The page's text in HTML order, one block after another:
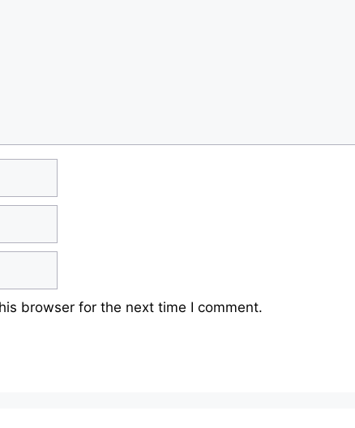
browser for the next time I comment.